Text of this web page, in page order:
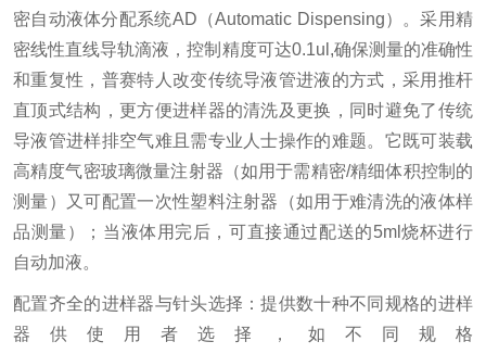
密自动液体分配系统AD（Automatic Dispensing）。采用精
密线性直线导轨滴液，控制精度可达0.1ul,确保测量的准确性
和重复性，普赛特人改变传统导液管进液的方式，采用推杆
直顶式结构，更方便进样器的清洗及更换，同时避免了传统
导液管进样排空气难且需专业人士操作的难题。它既可装载
高精度气密玻璃微量注射器（如用于需精密/精细体积控制的
测量）又可配置一次性塑料注射器（如用于难清洗的液体样
品测量）；当液体用完后，可直接通过配送的5ml烧杯进行
自动加液。
配置齐全的进样器与针头选择：提供数十种不同规格的进样
器供使用者选择，如不同规格